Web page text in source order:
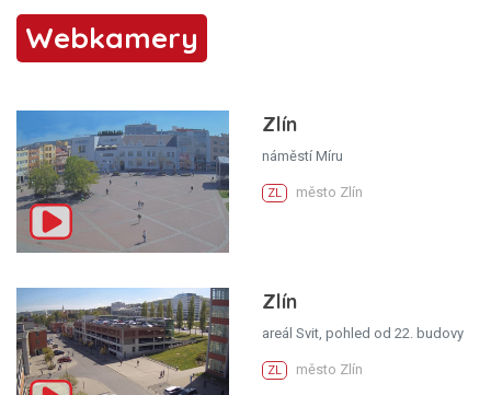
Webkamery
Zlín
náměstí Míru
ZL město Zlín
Zlín
areál Svit, pohled od 22. budovy
ZL město Zlín